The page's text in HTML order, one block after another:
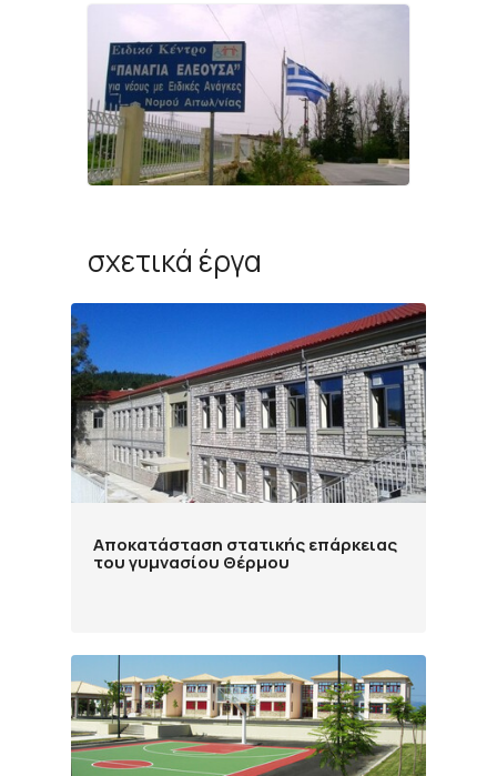
σχετικά έργα
Αποκατάσταση στατικής επάρκειας
του γυμνασίου Θέρμου